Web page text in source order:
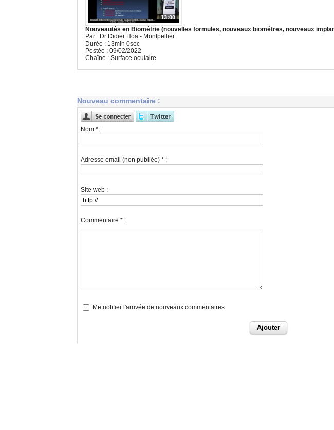
13:00
Nouveautés en Biométrie (nouvelles formules, nouveaux biométres, nouveaux
Par : Dr Didier Hoa - Montpellier
Durée : 13min 0sec
Postée : 09/02/2022
Chaîne : Surface oculaire
Nouveau commentaire :
Nom * :
Adresse email (non publiée) * :
Site web :
Commentaire * :
Me notifier l'arrivée de nouveaux commentaires